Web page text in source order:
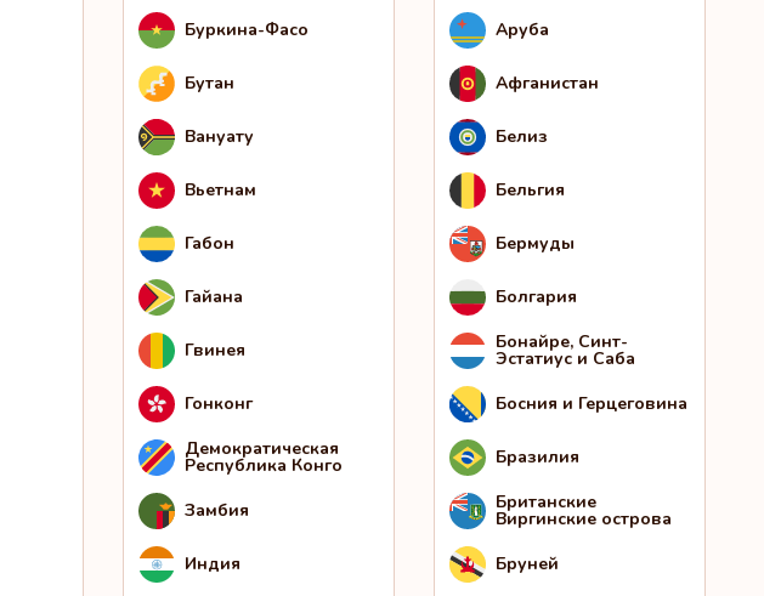
Буркина-Фасо
Бутан
Вануату
Вьетнам
Габон
Гайана
Гвинея
Гонконг
Демократическая
Республика Конго
Замбия
Индия
Аруба
Афганистан
Белиз
Бельгия
Бермуды
Болгария
Бонайре, Синт-
Эстатиус и Саба
Босния и Герцеговина
Бразилия
Британские
Виргинские острова
Бруней